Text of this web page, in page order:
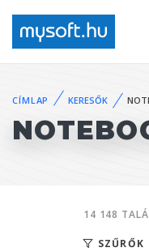
CÍMLAP KERESŐK
14 148
SZŰRŐK